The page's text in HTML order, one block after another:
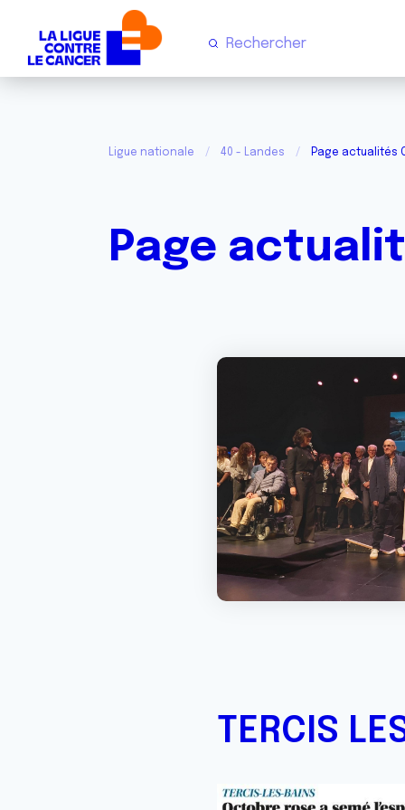
Ligue nationale 40 - Landes Page actualités
Page
TERCIS